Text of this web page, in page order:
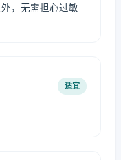
，无需担心过敏
适宜